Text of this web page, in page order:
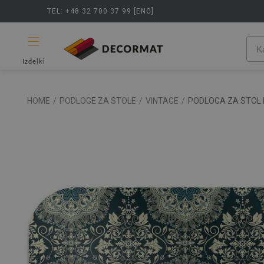
TEL: +48 32 700 37 99 [ENG]
Izdelki
HOME / PODLOGE ZA STOLE / VINTAGE / PODLOGA ZA